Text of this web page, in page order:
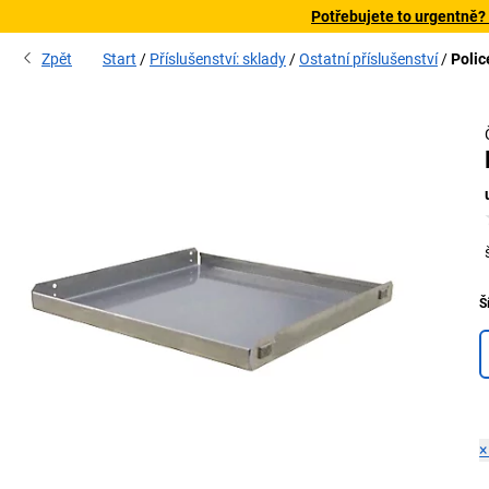
Potřebujete to
Zpět Start Příslušenství: sklady Ostatní příslušenství